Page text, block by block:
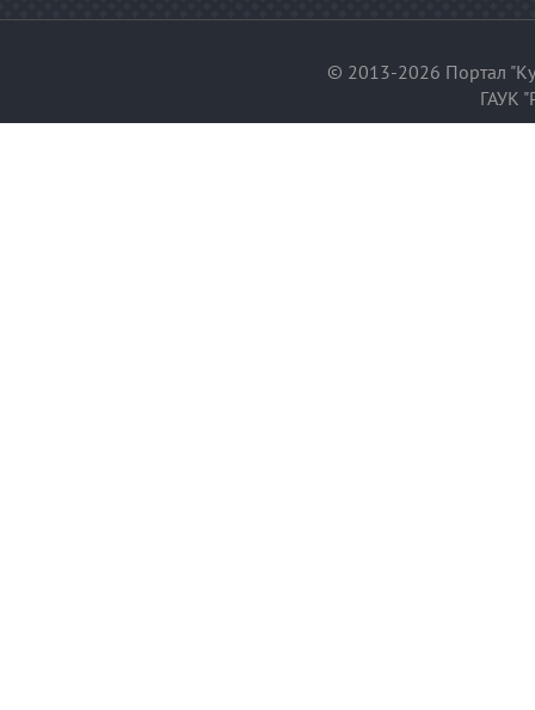
© 2013-2026 Портал
ГАУК